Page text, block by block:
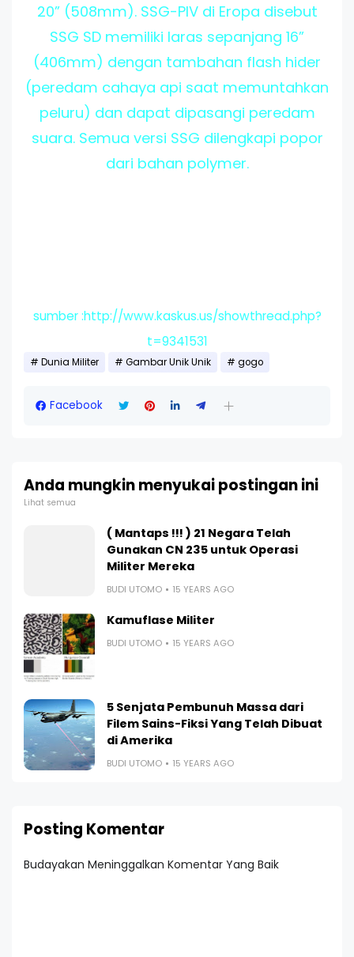
20” (508mm). SSG-PIV di Eropa disebut
SSG SD memiliki laras sepanjang 16”
(406mm) dengan tambahan flash hider
(peredam cahaya api saat memuntahkan
peluru) dan dapat dipasangi peredam
suara. Semua versi SSG dilengkapi popor
dari bahan polymer.
sumber :http://www.kaskus.us/showthread.php?
t=9341531
Dunia Militer Gambar Unik Unik gogo
Facebook
Anda mungkin menyukai postingan ini
Lihat semua
( Mantaps !!! ) 21 Negara Telah
Gunakan CN 235 untuk Operasi
Militer Mereka
BUDI UTOMO 15 YEARS AGO
Kamuflase Militer
BUDI UTOMO 15 YEARS AGO
5 Senjata Pembunuh Massa dari
Filem Sains-Fiksi Yang Telah Dibuat
di Amerika
BUDI UTOMO 15 YEARS AGO
Posting Komentar
Budayakan Meninggalkan Komentar Yang Baik